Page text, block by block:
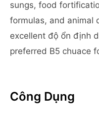
sungs, food
formulas, and animal
excellent độ ổn định
preferred B5 chuace
Công Dụng